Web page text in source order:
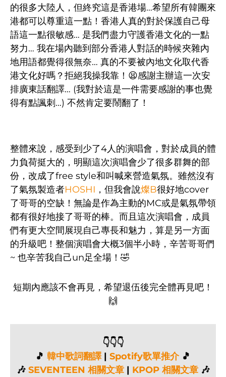
的很多大陸人，但終究這是香港場…希望所有韓團來
港都可以尊重這一點！香港人真的對於保護自己母
語這一點很敏感… 是我們盡力守護香港文化的一點
努力… 我在場內聽到部分香港人對話的時候夾雜內
地用語都覺得很無奈… 真的不要被內地文化取代香
港文化好嗎？拒絕我操我靠！😫感謝主辦這一次安
排廣東話翻譯… (我對於這是一件需要感謝的事也覺
得有點諷刺…) 不然肯定要鬧翻了！
整體來說，感受到少了4人的演唱會，對於成員的體
力負荷挺大的，明顯這次演唱會少了很多群舞的部
份，改成了free style和叫喊來營造氣氛。雖然沒有
了氣氛製造者HOSHI ，但我會說燦B很好地cover
了哥哥的空缺！無論是作為主動的MC或是氣氛帶領
都有很好地接了哥哥的棒。而且這次演唱會，成員
們有更大空間展現自己專長和魅力，算是另一方面
的升級吧！整個演唱會大概3個半小時，辛苦哥哥們
~ 也辛苦我自己un足全場！🤣
短期內應該不會再見，希望退伍後完全體再見吧！
🙌
👇👇👇
🎵 韓中歌詞翻譯| Spotify歌單推介🎵
🎶 SEVENTEEN 相關文章| KPOP 相關文章🎶